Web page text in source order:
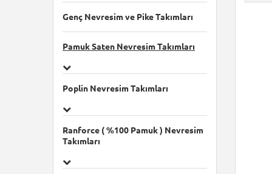
Genç Nevresim ve Pike Takımları
Pamuk Saten Nevresim Takımları
Poplin Nevresim Takımları
Ranforce ( %100 Pamuk ) Nevresim
Takımları